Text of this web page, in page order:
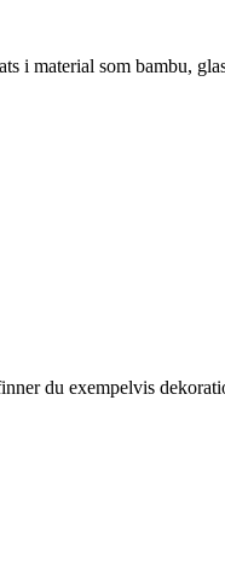
i material som bambu,
du exempelvis